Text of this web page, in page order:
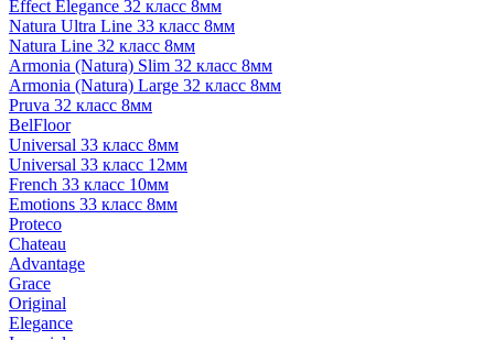
Effect Elegance 32 класс 8мм
Natura Ultra Line 33 класс 8мм
Natura Line 32 класс 8мм
Armonia (Natura) Slim 32 класс 8мм
Armonia (Natura) Large 32 класс 8мм
Pruva 32 класс 8мм
BelFloor
Universal 33 класс 8мм
Universal 33 класс 12мм
French 33 класс 10мм
Emotions 33 класс 8мм
Proteco
Chateau
Advantage
Grace
Original
Elegance